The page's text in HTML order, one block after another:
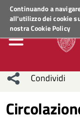
Continuando a
all'utilizzo dei cookie
nostraCookie Policy
Regione VenetoACCEDI
Condividi
Condividi